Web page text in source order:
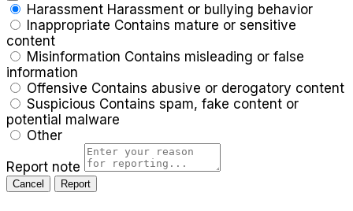
Harassment Harassment or bullying behavior
Inappropriate Contains mature or sensitive
content
Misinformation Contains misleading or false
information
Offensive Contains abusive or derogatory content
Suspicious Contains spam, fake content or
potential malware
Other
Report note
Report